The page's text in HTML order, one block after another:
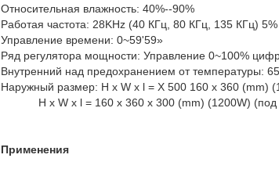
Относительная влажность: 40%--90%
Работая частота: 28KHz (40 КГц, 80 КГц, 135 КГц) 5%
Управление времени: 0~59'59»
Ряд регулятора мощности: Управление 0~100%
Внутренний над предохранением от температуры:
Наружный размер: H x W x l = X 500 160 x 360 (mm)
H x W x l = 160 x 360 x 300 (mm) (1200W) (под
Применения